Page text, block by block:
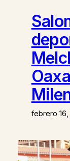
febrero